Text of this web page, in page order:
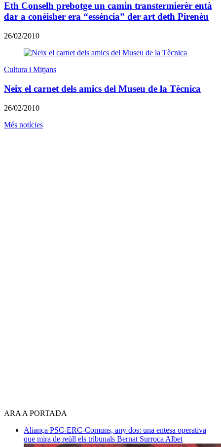
Eth Conselh prebotge un camin transtermierèr entà
dar a conéisher era “esséncia” der art deth Pirenèu
26/02/2010
Cultura i Mitjans
Neix el carnet dels amics del Museu de la Tècnica
26/02/2010
Més notícies
ARA A PORTADA
Aliança PSC-ERC-Comuns, any dos: una entesa operativa
que mira de reüll els tribunals Bernat Surroca Albet